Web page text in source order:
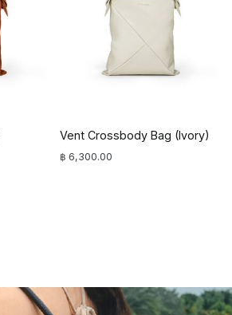
Vent Crossbody Bag (Ivory)
฿ 6,300.00